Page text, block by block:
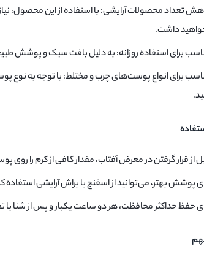
تعداد محصولات آرایشی: با استفاده از این محصول،
داشت.
برای استفاده روزانه: به دلیل بافت سبک و پوشش
برای انواع پوست‌های چرب و مختلط: با توجه به نوع
از قرار گرفتن در معرض آفتاب، مقدار کافی از کرم را
پوشش بهتر، می‌توانید از اسفنج یا براش آرایشی استفاده
حفظ حداکثر محافظت، هر دو ساعت یکبار و پس از شنا یا